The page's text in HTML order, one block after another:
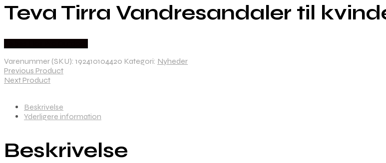
Teva Tirra Vandresandaler til
Varenummer (SKU): 192410104420 Kategori: Nyheder
Previous Product
Next Product
Beskrivelse
Yderligere information
Beskrivelse